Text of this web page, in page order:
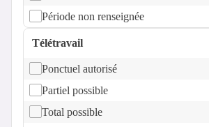
Période non renseignée
Télétravail
Ponctuel autorisé
Partiel possible
Total possible